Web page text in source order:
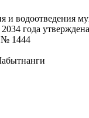
и водоотведения
года
№ 1444